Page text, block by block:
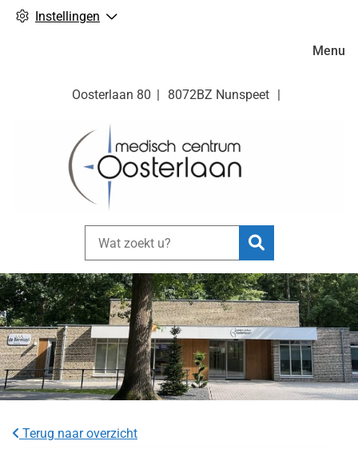
Instellingen
Oosterlaan 80 8072BZ Nunspeet
Zoeken
Menu
Terug naar overzicht